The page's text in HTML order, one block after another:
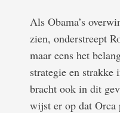
Als Obama’s
zien, onderstreept
maar eens het
strategie en strakke
bracht ook in dit
wijst er op dat Orca